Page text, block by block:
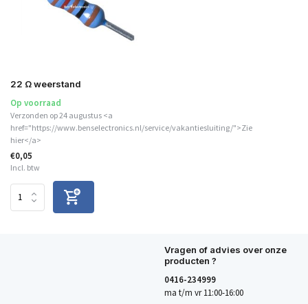
22 Ω weerstand
Op voorraad
Verzonden op 24 augustus <a
href="https://www.benselectronics.nl/service/vakantiesluiting/">Zie
hier</a>
€0,05
Incl. btw
Vragen of advies over onze
producten ?
0416-234999
ma t/m vr 11:00-16:00